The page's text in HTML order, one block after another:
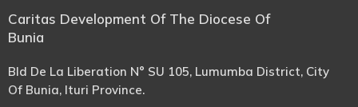
Caritas Development Of The Diocese Of
Bunia
Bld De La Liberation N° SU 105, Lumumba District, City
Of Bunia, Ituri Province.